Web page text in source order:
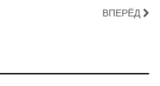
ВПЕРЁД